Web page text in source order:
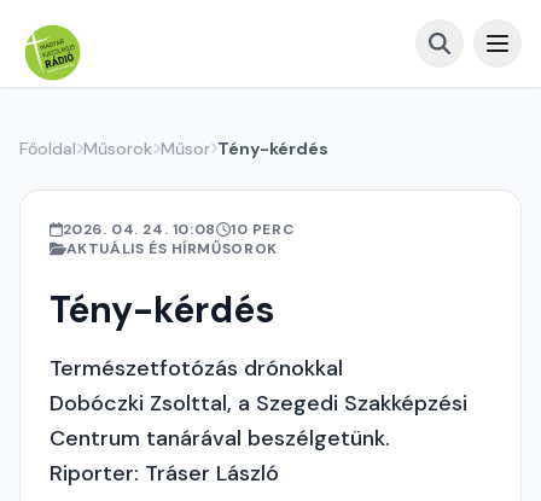
Főoldal Műsorok Műsor Tény-kérdés
2026. 04. 24. 10:08
10 PERC
AKTUÁLIS ÉS HÍRMŰSOROK
Tény-kérdés
Természetfotózás drónokkal
Dobóczki Zsolttal, a Szegedi Szakképzési
Centrum tanárával beszélgetünk.
Riporter: Tráser László